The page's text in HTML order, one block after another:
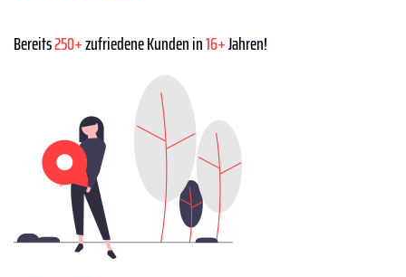
Bereits250+zufriedene Kunden in16+Jahren!